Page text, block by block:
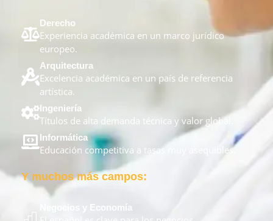
Derecho
Experiencia académica en un marco jurídico
europeo.
Arquitectura
Excelencia académica en un país de referencia
artística.
Ingeniería
Títulos de alta demanda técnica y valor global.
Informática
Educación competitiva a tasas muy asequibles.
Y muchos más campos:
Negocios y Economía